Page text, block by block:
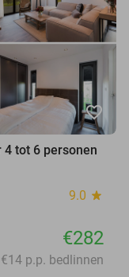
favorite_border
tot 6 personen
9.0 star
€282
p.p. bedlinnen